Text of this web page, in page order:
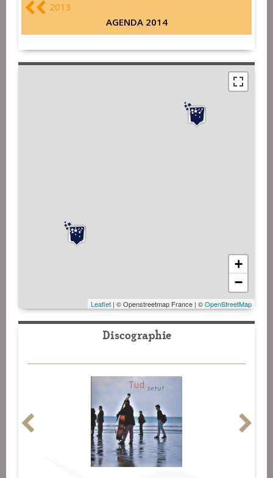
2013
AGENDA 2014
+
−
Leaflet | © Openstreetmap France | ©OpenStreetMap
Discographie